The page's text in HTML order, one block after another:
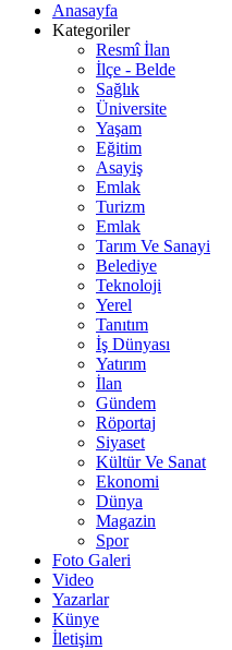
Anasayfa
Kategoriler
Resmî İlan
İlçe - Belde
Sağlık
Üniversite
Yaşam
Eğitim
Asayiş
Emlak
Turizm
Emlak
Tarım Ve Sanayi
Belediye
Teknoloji
Yerel
Tanıtım
İş Dünyası
Yatırım
İlan
Gündem
Röportaj
Siyaset
Kültür Ve Sanat
Ekonomi
Dünya
Magazin
Spor
Foto Galeri
Video
Yazarlar
Künye
İletişim